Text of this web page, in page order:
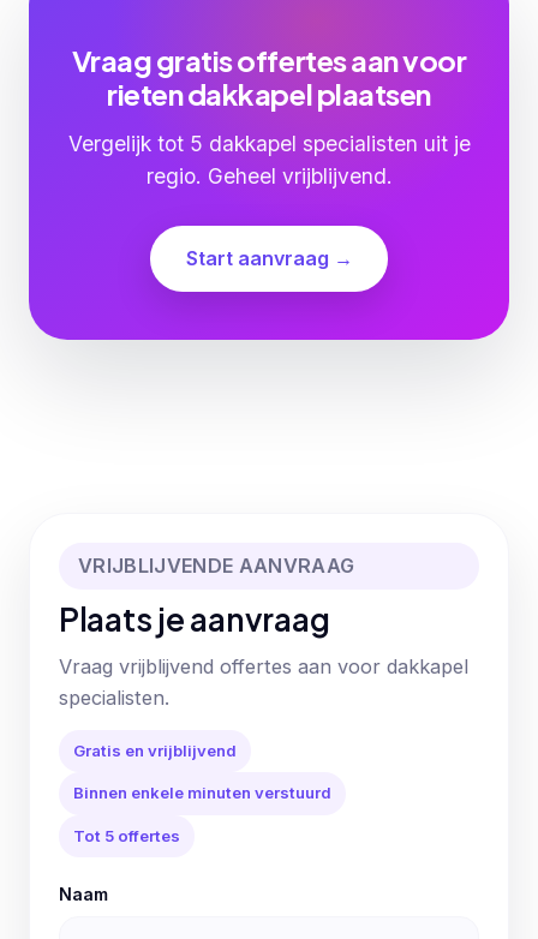
Vraag gratis offertes aan voor
rieten dakkapel plaatsen
Vergelijk tot 5 dakkapel specialisten uit je
regio. Geheel vrijblijvend.
Start aanvraag →
VRIJBLIJVENDE AANVRAAG
Plaats je aanvraag
Vraag vrijblijvend offertes aan voor dakkapel
specialisten.
Gratis en vrijblijvend
Binnen enkele minuten verstuurd
Tot 5 offertes
Naam